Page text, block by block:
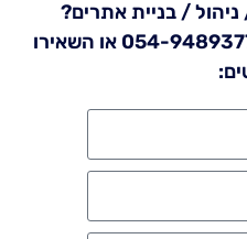
/ בניית אתרים?
התקשרו/וואטסאפ למס' 054-9489377 או השאירו